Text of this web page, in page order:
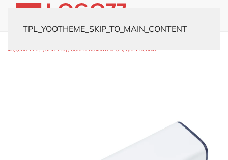
TPL_YOOTHEME_SKIP_TO_MAIN_CONTENT
модель 122, (USB 2.0), объем памяти 4 GB, цвет белый